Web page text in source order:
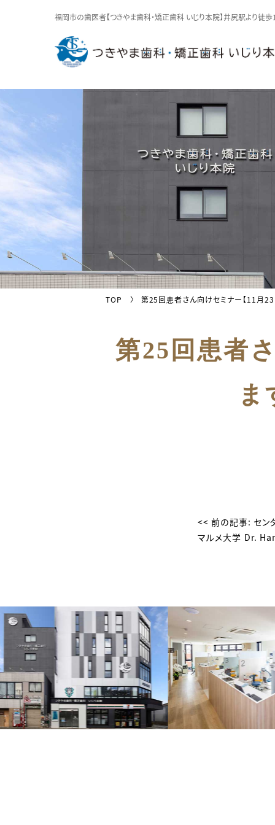
福岡市の歯医者【つきやま歯科・矯正歯科 いじり本院】井尻駅より徒
TOP 第25回患者さん向けセミナー【11月23日
第25回患者
ま
投
稿
<< 前の記事: セン
マルメ大学 Dr.